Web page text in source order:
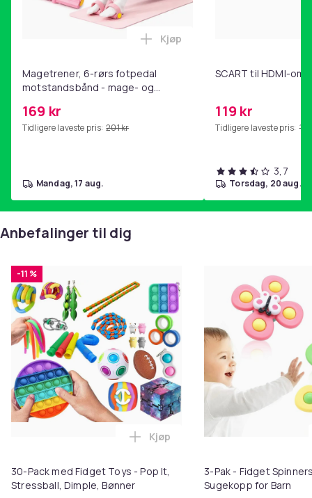
Produktsikkerhetsinformasjon
Magetrener, 6-rørs fotpedal
motstandsbånd - mage- og
hjemmegymnastikk Pink
169 kr
Tidligere laveste pris: 201 kr
Legg Magetrener, 6-rørs
Kjøp
mandag, 17 aug.
SCART til HDMI-
119 kr
Tidligere laveste pris:
3,7
torsdag, 20 aug.
Anbefalinger til dig
-11 %
30-Pack med Fidget Toys - Pop It,
Stressball, Dimple, Bønner
Legg 30-Pack med Fidget Toys
Kjøp
3-Pak - Fidget
Sugekopp for Barn